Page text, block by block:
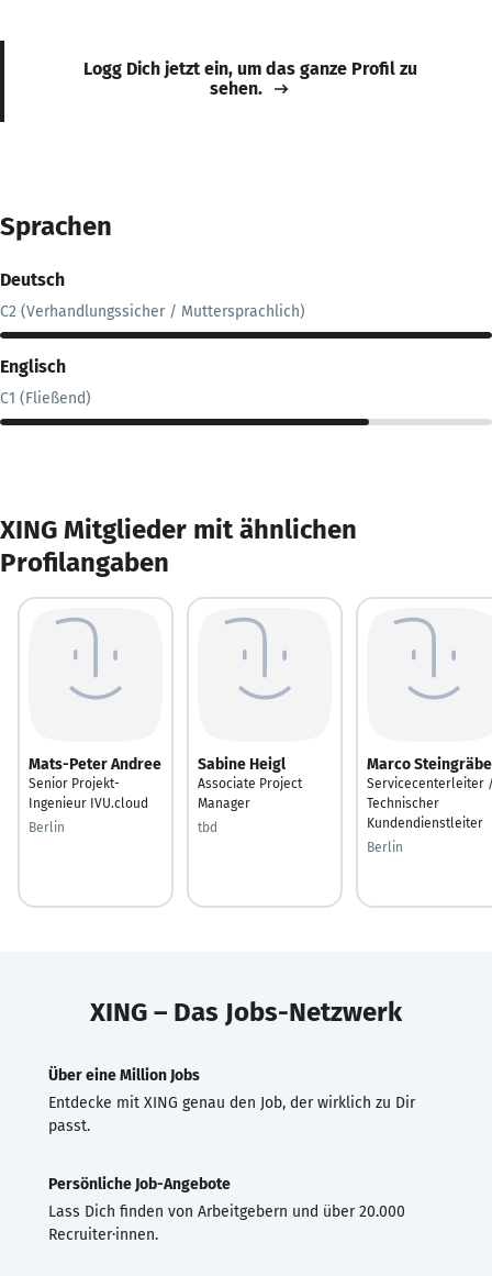
Logg Dich jetzt ein, um das ganze Profil zu
sehen.
Sprachen
Deutsch
C2 (Verhandlungssicher / Muttersprachlich)
Englisch
C1 (Fließend)
XING Mitglieder mit ähnlichen
Profilangaben
Mats-Peter Andree
Senior Projekt-
Ingenieur IVU.cloud
Berlin
Sabine Heigl
Associate Project
Manager
tbd
Marco
Servicecenterleiter
Technischer
Kundendienstleiter
Berlin
XING – Das Jobs-Netzwerk
Über eine Million Jobs
Entdecke mit XING genau den Job, der wirklich zu Dir
passt.
Persönliche Job-Angebote
Lass Dich finden von Arbeitgebern und über 20.000
Recruiter·innen.